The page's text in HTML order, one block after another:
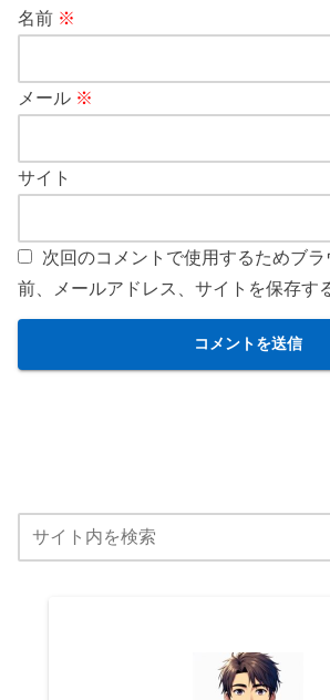
名前 ※
メール ※
サイト
次回のコメントで使用するためブ
前、メールアドレス、サイトを保存す